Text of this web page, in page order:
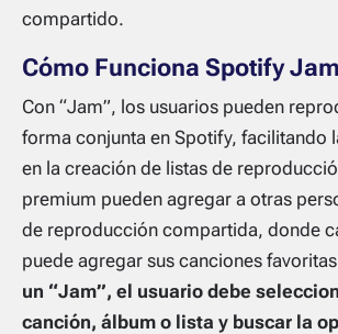
compartido.
Cómo Funciona Spotify Jam
Con “Jam”, los usuarios pueden
forma conjunta en Spotify, facilitando
en la creación de listas de
premium pueden agregar a otras
de reproducción compartida, donde
puede agregar sus canciones
un “Jam”, el usuario debe
canción, álbum o lista y buscar la